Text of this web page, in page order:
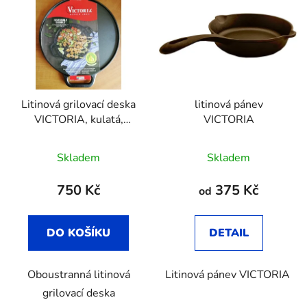
Litinová grilovací deska
VICTORIA, kulatá,
cm
Skladem
750 Kč
DO KOŠÍKU
Oboustranná litinová
grilovací deska
litinová pánev
VICTORIA
hodnocení
produktu
2,8
z
hvězdiček.
Skladem
od 375 Kč
DETAIL
Litinová pánev VICTORIA